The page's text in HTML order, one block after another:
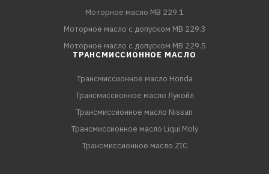
Моторное масло MB 229.1
Моторное масло с допуском MB 229.3
Моторное масло с допуском MB 229.5
ТРАНСМИССИОННОЕ МАСЛО
Трансмиссионное масло Honda
Трансмиссионное масло Лукойл
Трансмиссионное масло Nissan
Трансмиссионное масло Liqui Moly
Трансмиссионное масло ZIC